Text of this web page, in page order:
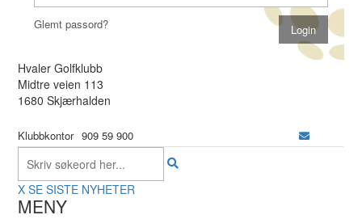
Glemt passord?
Hvaler Golfklubb
Midtre veien 113
1680 Skjærhalden
Klubbkontor 909 59 900
X SE SISTE NYHETER
MENY